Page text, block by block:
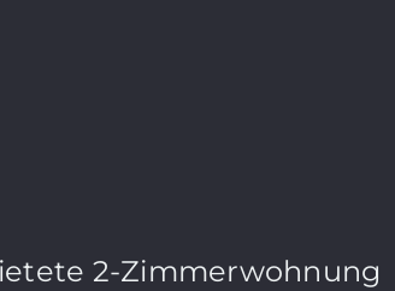
2-Zimmerwohnung